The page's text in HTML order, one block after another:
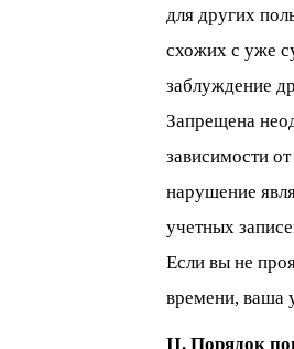
для других
схожих с уже
заблуждение
Запрещена
зависимости
нарушение
учетных
Если вы не
времени, ваша
II. Порядок